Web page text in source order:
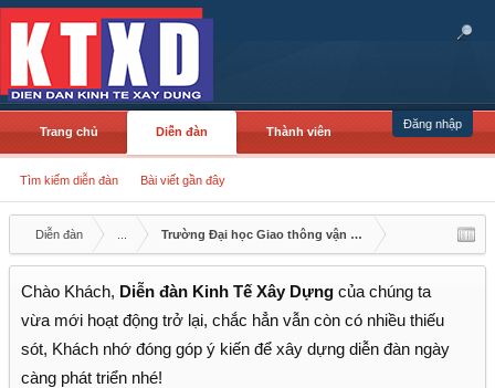
Đăng nhập
Trang chủ Diễn đàn
Tìm kiếm diễn đàn Bài viết gần đây
Thành viên
Diễn đàn Trường Đại học Giao thông vận tải TP.HCM
Chào Khách, Diễn đàn Kinh Tế Xây Dựng của chúng ta
vừa mới hoạt động trở lại, chắc hẳn vẫn còn có nhiều thiếu
sót, Khách nhớ đóng góp ý kiến để xây dựng diễn đàn ngày
càng phát triển nhé!